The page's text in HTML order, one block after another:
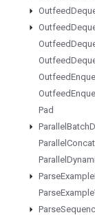
Outfeed
Outfeed
Outfeed
Outfeed
Outfeed
Outfeed
Pad
Parallel Batch
Parallel Concat
Parallel
ParseExample
ParseExample
Parse